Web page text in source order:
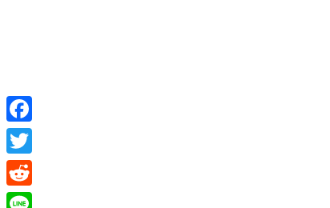
F
a
c
T
w
R